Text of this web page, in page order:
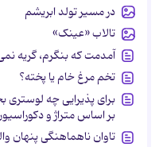
در مسیر تولد ابریشم
تالاب «عینک»
آمدمت که بنگرم، گریه
تخم مرغ خام یا پخته؟
برای پذیرایی چه لوستری
بر اساس متراژ و
تاوان ناهماهنگی پنهان